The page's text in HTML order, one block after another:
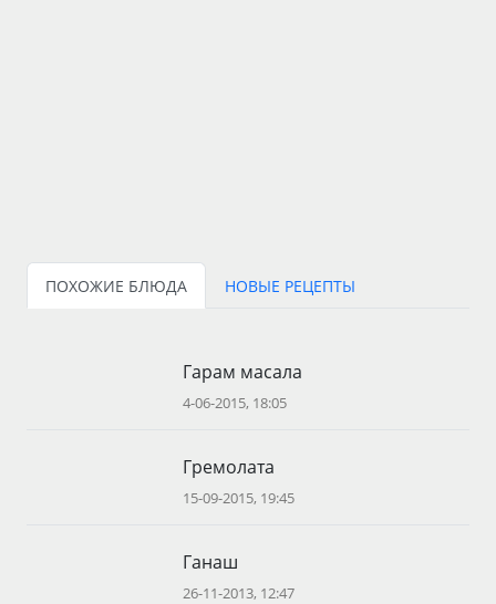
ПОХОЖИЕ БЛЮДА НОВЫЕ РЕЦЕПТЫ
Гарам масала
4-06-2015, 18:05
Гремолата
15-09-2015, 19:45
Ганаш
26-11-2013, 12:47